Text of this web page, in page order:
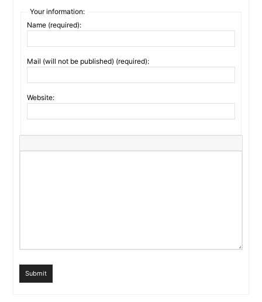
Your information:
Name (required):
Mail (will not be published) (required):
Website:
Submit